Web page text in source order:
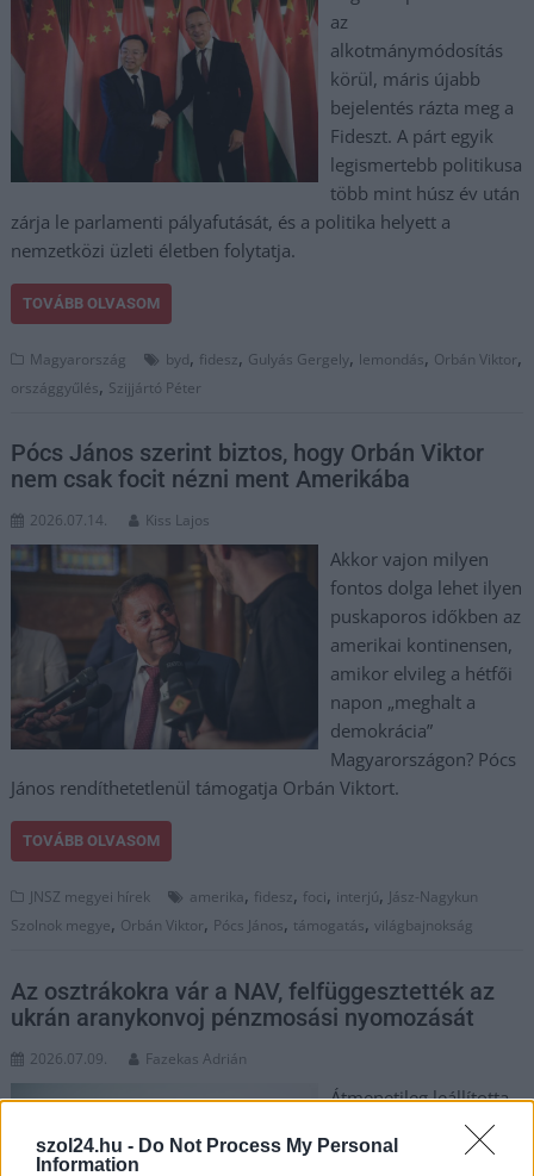
szol24.hu - Do Not Process My Personal
Information
az
alkotmánymódosítás
körül, máris újabb
bejelentés rázta meg a
Fideszt. A párt egyik
legismertebb politikusa
több mint húsz év után
zárja le parlamenti pályafutását, és a politika helyett a
nemzetközi üzleti életben folytatja.
TOVÁBB OLVASOM
Magyarország byd, fidesz, Gulyás Gergely, lemondás, Orbán Viktor,
országgyűlés, Szijjártó Péter
Pócs János szerint biztos, hogy Orbán Viktor
nem csak focit nézni ment Amerikába
2026.07.14. Kiss Lajos
Akkor vajon milyen
fontos dolga lehet ilyen
puskaporos időkben az
amerikai kontinensen,
amikor elvileg a hétfői
napon „meghalt a
demokrácia”
Magyarországon? Pócs
János rendíthetetlenül támogatja Orbán Viktort.
TOVÁBB OLVASOM
JNSZ megyei hírek amerika, fidesz, foci, interjú, Jász-Nagykun
Szolnok megye, Orbán Viktor, Pócs János, támogatás,világbajnokság
Az osztrákokra vár a NAV, felfüggesztették az
ukrán aranykonvoj pénzmosási nyomozását
2026.07.09. Fazekas Adrián
Átmenetileg leállította
a büntetőeljárást a
Nemzeti Adó- és